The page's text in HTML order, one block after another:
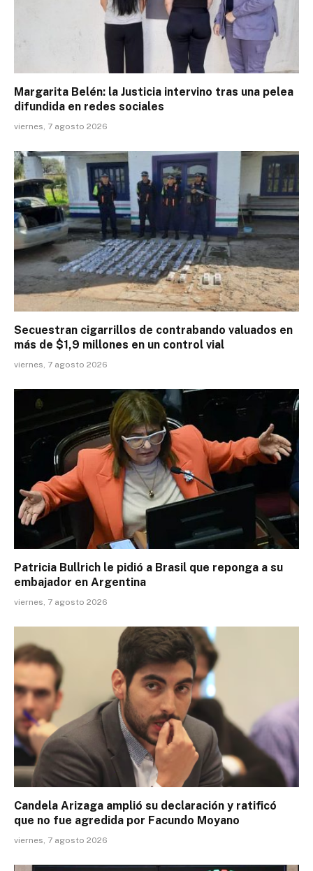
Margarita Belén: la Justicia intervino tras una pelea
difundida en redes sociales
viernes, 7 agosto 2026
Secuestran cigarrillos de contrabando valuados en
más de $1,9 millones en un control vial
viernes, 7 agosto 2026
Patricia Bullrich le pidió a Brasil que reponga a su
embajador en Argentina
viernes, 7 agosto 2026
Candela Arizaga amplió su declaración y ratificó
que no fue agredida por Facundo Moyano
viernes, 7 agosto 2026